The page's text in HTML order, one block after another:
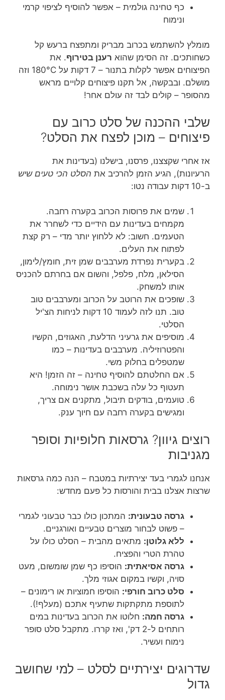
כף טחינה גולמית – אפשר להוסיף לציפוי קרמי
ונימוח
מומלץ להשתמש בכרוב מבריק ומתפצח ברעש קל
כשחותכים. זה הסימן שהוא רענן בטירוף. את
הפיצוחים אפשר לקלות בתנור – 7 דקות על 180°C וזה
מושלם. ובבקשה, אל תקנו פיצוחים קלויים מראש
מהסופר – קולים לבד זה עולם אחר!
שלבי ההכנה של סלט כרוב עם
פיצוחים – מוכן לפצח את הסלט?
אז אחרי שקצצנו, פרסנו, בישלנו (בעדינות את
הרעיונות), הגיע הזמן להרכיב את הסלט הכי טעים שיש
ב-10 דקות עבודה נטו:
שמים את פרוסות הכרוב בקערה רחבה.
מקמחים בעדינות עם הידיים כדי לשחרר את
הטעמים. חשוב: לא ללחוץ יותר מדי – רק קצת
לפתוח את העלים.
בקערית נפרדת מערבבים שמן זית, חומץ/לימון,
הסילאן, מלח, פלפל, והשום אם בחרתם להכניס
אותו למשחק.
שופכים את הרוטב על הכרוב ומערבבים טוב
טוב. תנו לזה לעמוד 10 דקות לניחות הצ'יל
הסלטי.
מוסיפים את גרעיני הדלעת, האגוזים, הקשיו
והפטרוזיליה. מערבבים בעדינות – כמו
שמטפלים בחלוק משי.
אם החלטתם להוסיף טחינה – זה הזמן! היא
תעטוף כל עלה בשכבת אושר נימוחה.
טועמים, בודקים תיבול, מתקנים אם צריך,
ומגישים בקערה רחבה עם חיוך ענק.
רוצים גיוון? גרסאות חלופיות וסופר
מגניבות
אנחנו לגמרי בעד יצירתיות במטבח – הנה כמה גרסאות
שרצות אצלנו בבית והורסות כל פעם מחדש:
גרסה טבעונית: המתכון כולו כבר טבעוני לגמרי
– פשוט לבחור מוצרים טבעיים ואורגניים.
ללא גלוטן: מתאים מהבית – הסלט כולו על
טהרת הטרי והפציח.
גרסה אסיאתית: הוסיפו כף שמן שומשום, מעט
סויה, וקשיו במקום אגוזי מלך.
סלט כרוב חורפי: הוסיפו חמוציות או רימונים –
לתוספת מתקתקות שתעיף אתכם (מעלף!).
גרסה חמה: חלוטו את הכרוב בעדינות במים
רותחים ל-2 דק', ואז קררו. מתקבל סלט סופר
נימוח ועשיר.
שדרוגים יצירתיים לסלט – למי שחושב
גדול